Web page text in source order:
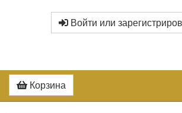
Войти или
Корзина